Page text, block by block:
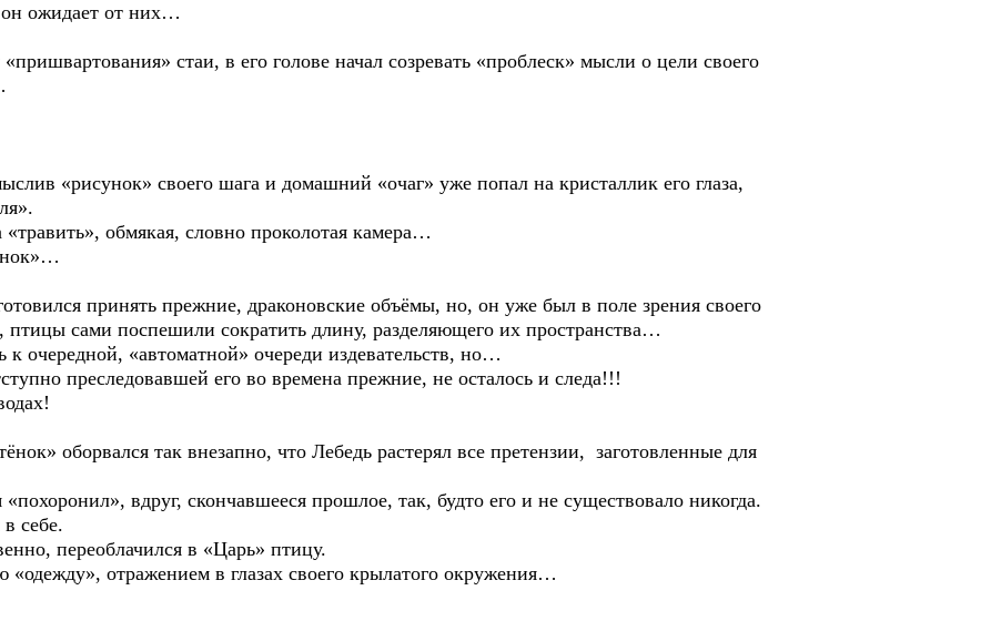
он ожидает от них…
стаи, в его голове начал созревать «проблеск» мысли о цели своего
«рисунок» своего шага и домашний «очаг» уже попал на кристаллик его глаза,
обмякая, словно проколотая камера…
принять прежние, драконовские объёмы, но, он уже был в поле зрения своего
птицы сами поспешили сократить длину, разделяющего их пространства…
к очередной, «автоматной» очереди издевательств, но…
преследовавшей его во времена прежние, не осталось и следа!!!
оборвался так внезапно, что Лебедь растерял все претензии, заготовленные для
вдруг, скончавшееся прошлое, так, будто его и не существовало никогда.
себе.
переоблачился в «Царь» птицу.
отражением в глазах своего крылатого окружения…